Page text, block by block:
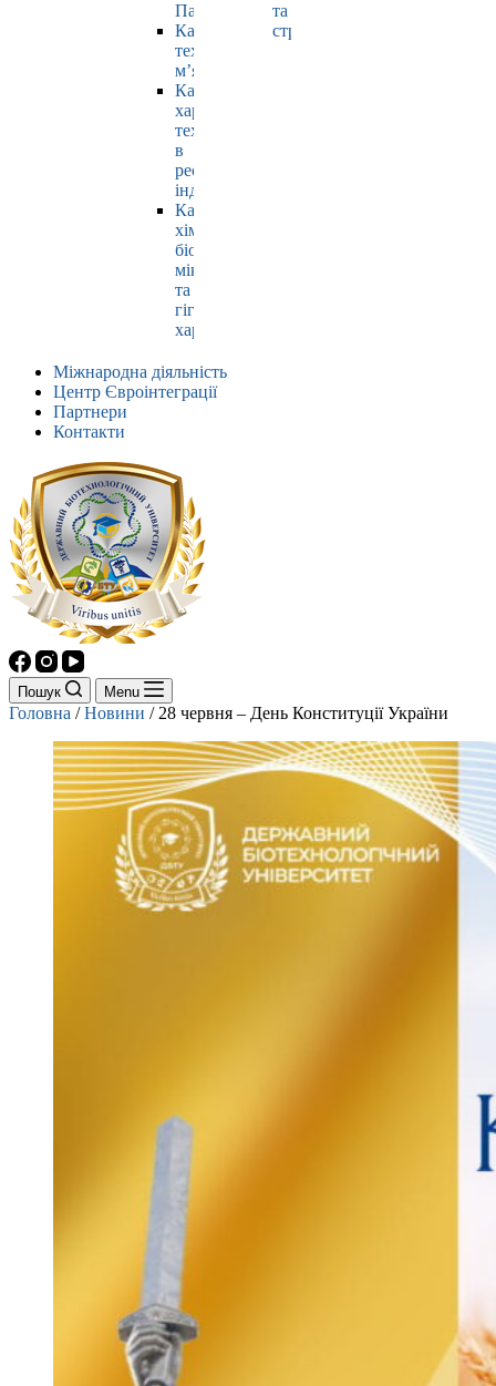
Павлюк
Кафедра
технології
м’яса
Кафедра
харчових
технологій
в
ресторанній
індустрії
Кафедра
хімії,
біохімії,
мікробіології
та
гігієни
харчування
та
страхування
Міжнародна діяльність
Центр Євроінтеграції
Партнери
Контакти
Пошук Menu
Головна /Новини / 28 червня – День Конституції України